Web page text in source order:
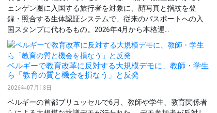
ェンゲン圏に入国する旅行者を対象に、顔写真と指紋を登
録・照合する生体認証システムで、従来のパスポートへの入
国スタンプに代わるもの。2026年4月から本格運...
ベルギーで教育改革に反対する大規模デモに、教師・学生
ら「教育の質と機会を損なう」と反発
2026年07月13日
ベルギーの首都ブリュッセルで6月、教師や学生、教育関係者